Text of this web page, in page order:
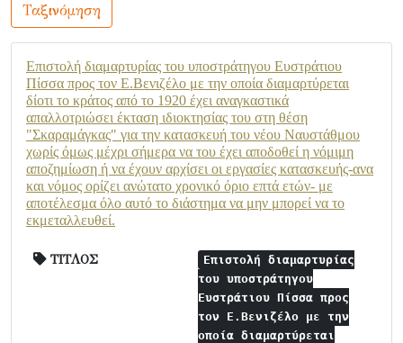
Ταξινόμηση
Επιστολή διαμαρτυρίας του υποστράτηγου Ευστράτιου
Πίσσα προς τον Ε.Βενιζέλο με την οποία διαμαρτύρεται
δίοτι το κράτος από το 1920 έχει αναγκαστικά
απαλλοτριώσει έκταση ιδιοκτησίας του στη θέση
"Σκαραμάγκας" για την κατασκευή του νέου Ναυστάθμου
χωρίς όμως μέχρι σήμερα να του έχει αποδοθεί η νόμιμη
αποζημίωση ή να έχουν αρχίσει οι εργασίες κατασκευής-ανα
και νόμος ορίζει ανώτατο χρονικό όριο επτά ετών- με
αποτέλεσμα όλο αυτό το διάστημα να μην μπορεί να το
εκμεταλλευθεί.
ΤΙΤΛΟΣ
Επιστολή διαμαρτυρίας
του υποστράτηγου
Ευστράτιου Πίσσα προς
τον Ε.Βενιζέλο με την
οποία διαμαρτύρεται